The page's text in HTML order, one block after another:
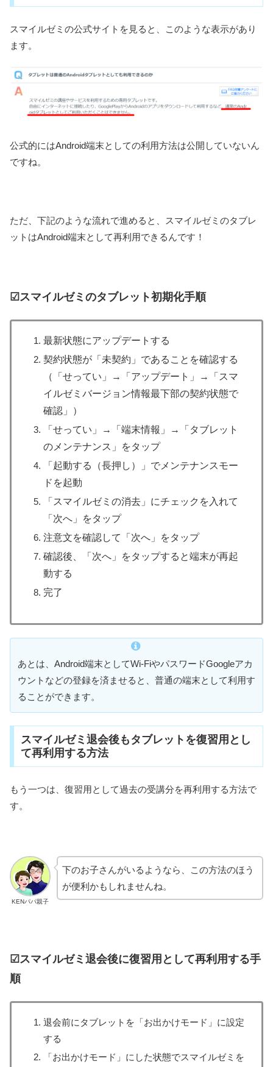
スマイルゼミの公式サイトを見ると、このような表示があり
ます。
公式的にはAndroid端末としての利用方法は公開していないん
ですね。
ただ、下記のような流れで進めると、スマイルゼミのタブレ
ットはAndroid端末として再利用できるんです！
☑スマイルゼミのタブレット初期化手順
最新状態にアップデートする
契約状態が「未契約」であることを確認する
（「せってい」→「アップデート」→「スマ
イルゼミバージョン情報最下部の契約状態で
確認」）
「せってい」→「端末情報」→「タブレット
のメンテナンス」をタップ
「起動する（長押し）」でメンテナンスモー
ドを起動
「スマイルゼミの消去」にチェックを入れて
「次へ」をタップ
注意文を確認して「次へ」をタップ
確認後、「次へ」をタップすると端末が再起
動する
完了
あとは、Android端末としてWi-FiやパスワードGoogleアカ
ウントなどの登録を済ませると、普通の端末として利用す
ることができます。
スマイルゼミ退会後もタブレットを復習用とし
て再利用する方法
もう一つは、復習用として過去の受講分を再利用する方法で
す。
KENパパ親子
下のお子さんがいるようなら、この方法のほう
が便利かもしれませんね。
☑スマイルゼミ退会後に復習用として再利用する手
順
退会前にタブレットを「お出かけモード」に設定
する
「お出かけモード」にした状態でスマイルゼミを